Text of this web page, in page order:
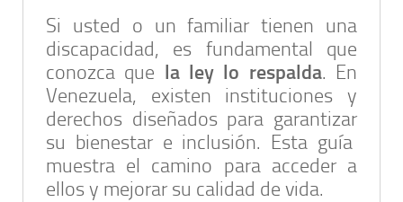
Si usted o un familiar tienen una
discapacidad, es fundamental que
conozca que la ley lo respalda. En
Venezuela, existen instituciones y
derechos diseñados para garantizar
su bienestar e inclusión. Esta guía
muestra el camino para acceder a
ellos y mejorar su calidad de vida.